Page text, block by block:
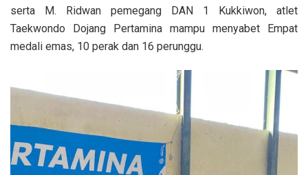
serta M. Ridwan pemegang DAN 1 Kukkiwon, atlet
Taekwondo Dojang Pertamina mampu menyabet Empat
medali emas, 10 perak dan 16 perunggu.